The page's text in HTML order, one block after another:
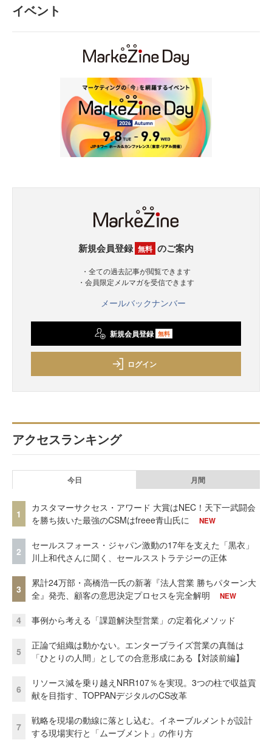
イベント
新規会員登録 無料 のご案内
・全ての過去記事が閲覧できます
・会員限定メルマガを受信できます
メールバックナンバー
新規会員登録 無料
ログイン
アクセスランキング
今日 月間
1
カスタマーサクセス・アワード 大賞はNEC！天下一武闘会
を勝ち抜いた最強のCSMはfreee青山氏に
NEW
2
セールスフォース・ジャパン激動の17年を支えた「黒衣」
川上和代さんに聞く、セールスストラテジーの正体
3
累計24万部・高橋浩一氏の新著『法人営業 勝ちパターン大
全』発売、顧客の意思決定プロセスを完全解明
NEW
4 事例から考える「課題解決型営業」の定着化メソッド
5
正論で組織は動かない。エンタープライズ営業の真髄は
「ひとりの人間」としての合意形成にある【対談前編】
6
リソース減を乗り越えNRR107％を実現。3つの柱で収益貢
献を目指す、TOPPANデジタルのCS改革
7
戦略を現場の動線に落とし込む。イネーブルメントが設計
する現場実行と「ムーブメント」の作り方